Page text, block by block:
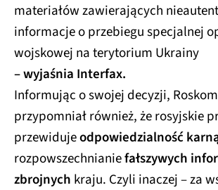
materiałów zawierających
informacje o przebiegu specjalnej
wojskowej na terytorium Ukrainy
– wyjaśnia Interfax.
Informując o swojej decyzji,
przypomniał również, że rosyjskie
przewidujeodpowiedzialność
rozpowszechnianiefałszywych
zbrojnych kraju. Czyli inaczej – za